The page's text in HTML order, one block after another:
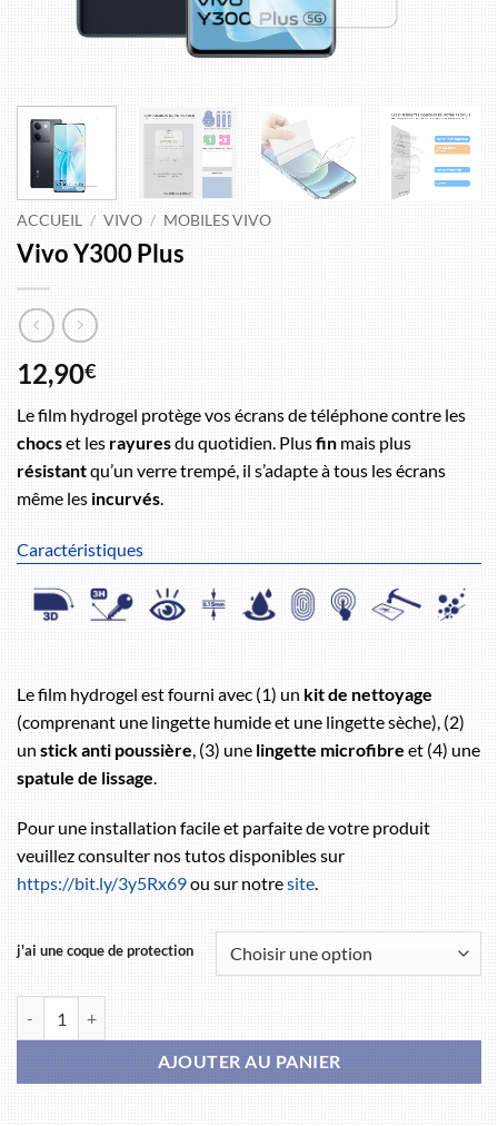
ACCUEIL / VIVO / MOBILES VIVO
Vivo Y300 Plus
12,90€
Le film hydrogel protège vos écrans de téléphone contre les
chocset lesrayuresdu quotidien. Plusfinmais plus
résistantqu’un verre trempé, il s’adapte à tous les écrans
même lesincurvés.
Caractéristiques
Le film hydrogel est fourni avec (1) unkit de nettoyage
(comprenant une lingette humide et une lingette sèche), (2)
unstick anti poussière, (3) unelingette microfibreet (4) une
spatule de lissage.
Pour une installation facile et parfaite de votre produit
veuillez consulter nos tutos disponibles sur
https://bit.ly/3y5Rx69ou sur notresite.
j'ai une coque de protection
quantité de Vivo Y300 Plus
AJOUTER AU PANIER